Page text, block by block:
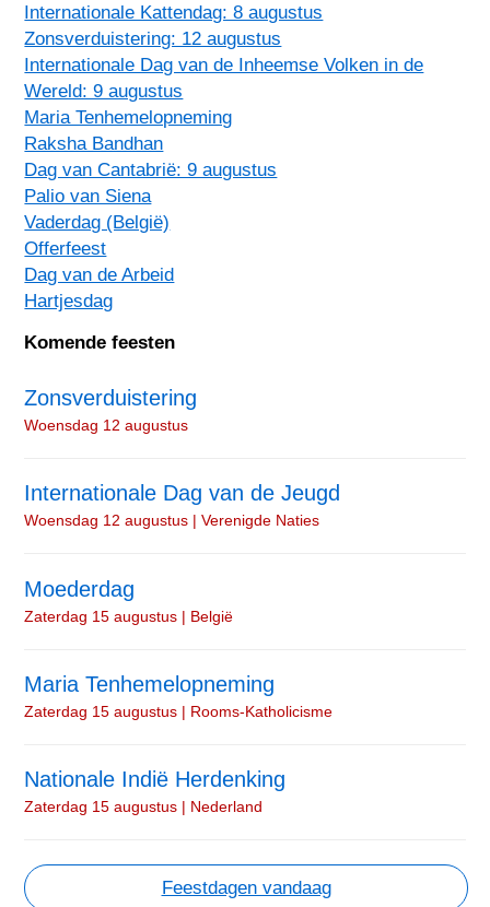
Internationale Kattendag: 8 augustus
Zonsverduistering: 12 augustus
Internationale Dag van de Inheemse Volken in de
Wereld: 9 augustus
Maria Tenhemelopneming
Raksha Bandhan
Dag van Cantabrië: 9 augustus
Palio van Siena
Vaderdag (België)
Offerfeest
Dag van de Arbeid
Hartjesdag
Komende feesten
Zonsverduistering
Woensdag 12 augustus
Internationale Dag van de Jeugd
Woensdag 12 augustus | Verenigde Naties
Moederdag
Zaterdag 15 augustus | België
Maria Tenhemelopneming
Zaterdag 15 augustus | Rooms-Katholicisme
Nationale Indië Herdenking
Zaterdag 15 augustus | Nederland
Feestdagen vandaag